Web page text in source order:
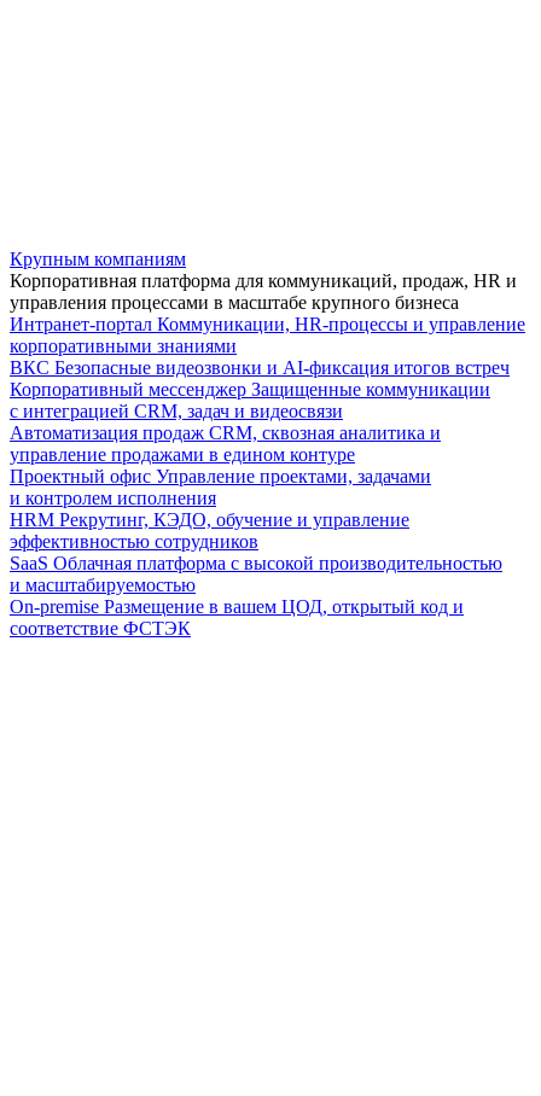
Крупным компаниям
Корпоративная платформа для коммуникаций, продаж, HR и
управления процессами в масштабе крупного бизнеса
Интранет-портал Коммуникации, HR-процессы и управление
корпоративными знаниями
ВКС Безопасные видеозвонки и AI-фиксация итогов встреч
Корпоративный мессенджер Защищенные коммуникации
с интеграцией CRM, задач и видеосвязи
Автоматизация продаж CRM, сквозная аналитика и
управление продажами в едином контуре
Проектный офис Управление проектами, задачами
и контролем исполнения
HRM Рекрутинг, КЭДО, обучение и управление
эффективностью сотрудников
SaaS Облачная платформа с высокой производительностью
и масштабируемостью
On-premise Размещение в вашем ЦОД, открытый код и
соответствие ФСТЭК